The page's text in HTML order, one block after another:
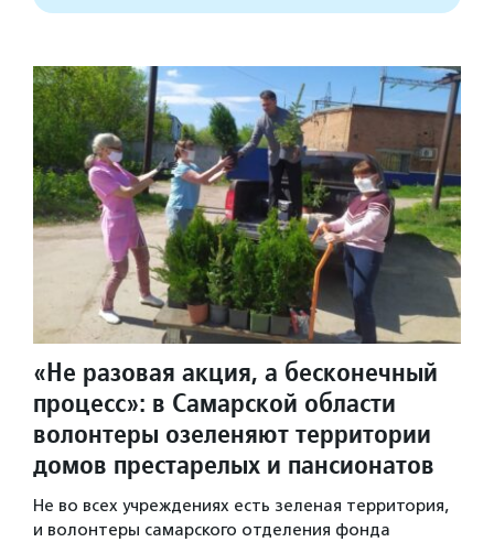
«Не разовая акция, а бесконечный
процесс»: в Самарской области
волонтеры озеленяют территории
домов престарелых и пансионатов
Не во всех учреждениях есть зеленая территория,
и волонтеры самарского отделения фонда